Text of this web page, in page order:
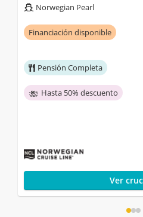
Norwegian Pearl
Financiación disponible
Pensión Completa
Hasta 50% descuento
Ver